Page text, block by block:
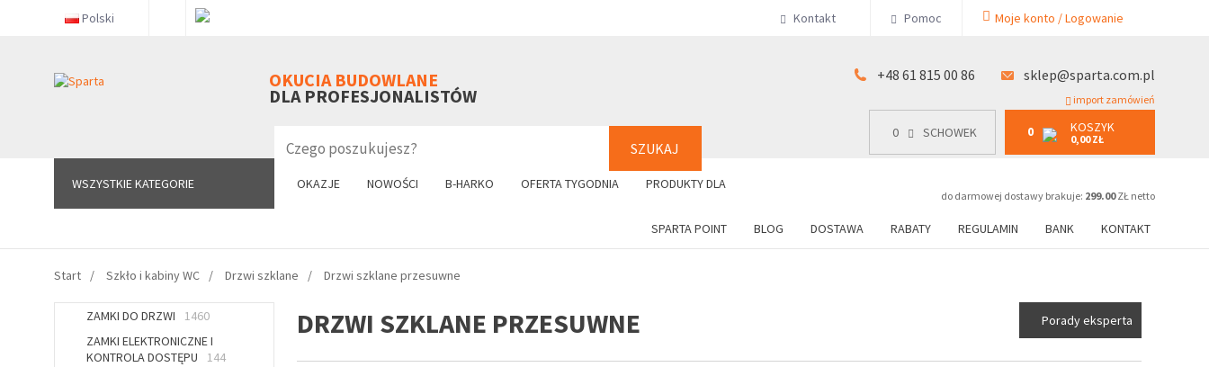
Polski Kontakt Pomoc Moje konto / Logowanie
OKUCIA BUDOWLANE
DLA PROFESJONALISTÓW
SZUKAJ
+48 61 815 00 86 sklep@sparta.com.pl
import zamówień
0 SCHOWEK 0 KOSZYK
0,00 ZŁ
do darmowej dostawy brakuje: 299.00ZŁ netto
WSZYSTKIE KATEGORIE OKAZJE NOWOŚCI B-HARKO OFERTA TYGODNIA PRODUKTY DLA
SPARTA POINT BLOG DOSTAWA RABATY REGULAMIN BANK KONTAKT
WSZYSTKIE KATEGORIE 0 SCHOWEK 0 KOSZYK
0,00 ZŁ
+48 61 815 00 86
Start Szkło i kabiny WC Drzwi szklane Drzwi szklane przesuwne
ZAMKI DO DRZWI
1460
ZAMKI ELEKTRONICZNE I
KONTROLA DOSTĘPU
144
DRZWI SZKLANE PRZESUWNE Porady eksperta